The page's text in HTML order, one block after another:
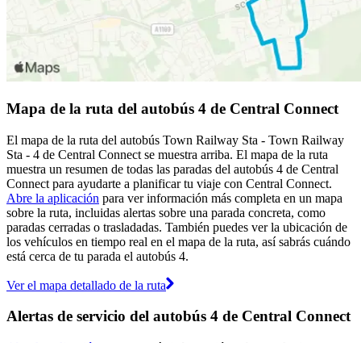
Mapa de la ruta del autobús 4 de Central Connect
El mapa de la ruta del autobús Town Railway Sta - Town Railway
Sta - 4 de Central Connect se muestra arriba. El mapa de la ruta
muestra un resumen de todas las paradas del autobús 4 de Central
Connect para ayudarte a planificar tu viaje con Central Connect.
Abre la aplicación para ver información más completa en un mapa
sobre la ruta, incluidas alertas sobre una parada concreta, como
paradas cerradas o trasladadas. También puedes ver la ubicación de
los vehículos en tiempo real en el mapa de la ruta, así sabrás cuándo
está cerca de tu parada el autobús 4.
Ver el mapa detallado de la ruta
Alertas de servicio del autobús 4 de Central Connect